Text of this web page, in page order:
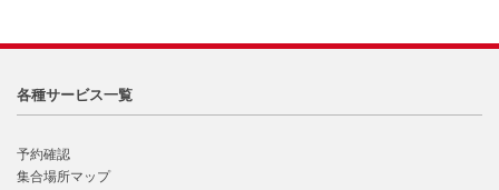
各種サービス一覧
予約確認
集合場所マップ